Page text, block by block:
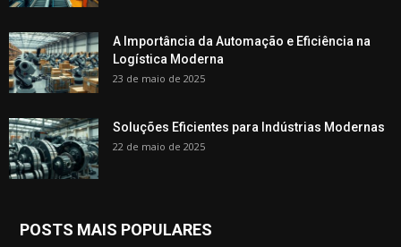
A Importância da Automação e Eficiência na
Logística Moderna
23 de maio de 2025
Soluções Eficientes para Indústrias Modernas
22 de maio de 2025
POSTS MAIS POPULARES